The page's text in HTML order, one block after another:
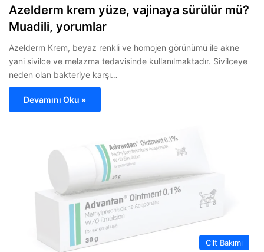
Azelderm krem yüze, vajinaya sürülür mü?
Muadili, yorumlar
Azelderm Krem, beyaz renkli ve homojen görünümü ile akne
yani sivilce ve melazma tedavisinde kullanılmaktadır. Sivilceye
neden olan bakteriye karşı…
Devamını Oku »
Cilt Bakımı